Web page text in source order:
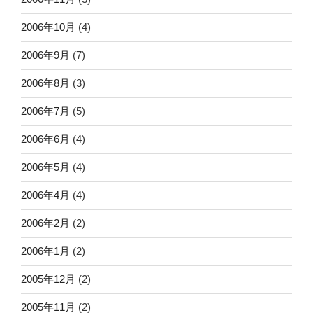
2006年10月 (4)
2006年9月 (7)
2006年8月 (3)
2006年7月 (5)
2006年6月 (4)
2006年5月 (4)
2006年4月 (4)
2006年2月 (2)
2006年1月 (2)
2005年12月 (2)
2005年11月 (2)